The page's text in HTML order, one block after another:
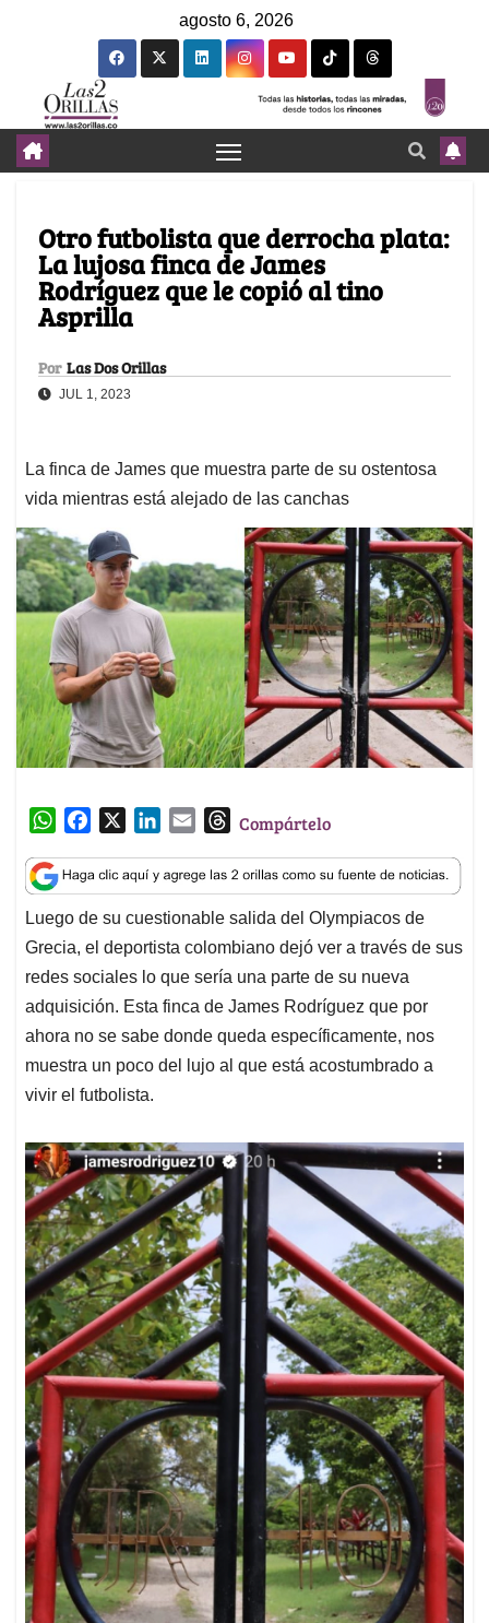
agosto 6, 2026
Otro futbolista que derrocha plata:
La lujosa finca de James
Rodríguez que le copió al tino
Asprilla
Por Las Dos Orillas
JUL 1, 2023
La finca de James que muestra parte de su ostentosa
vida mientras está alejado de las canchas
W
a
t
s
A
p
p
c
e
b
o
o
k
n
k
e
d
I
n
a
i
l
T
r
e
a
d
s
Compártelo
Luego de su cuestionable salida del Olympiacos de
Grecia, el deportista colombiano dejó ver a través de sus
redes sociales lo que sería una parte de su nueva
adquisición. Esta finca de James Rodríguez que por
ahora no se sabe donde queda específicamente, nos
muestra un poco del lujo al que está acostumbrado a
vivir el futbolista.